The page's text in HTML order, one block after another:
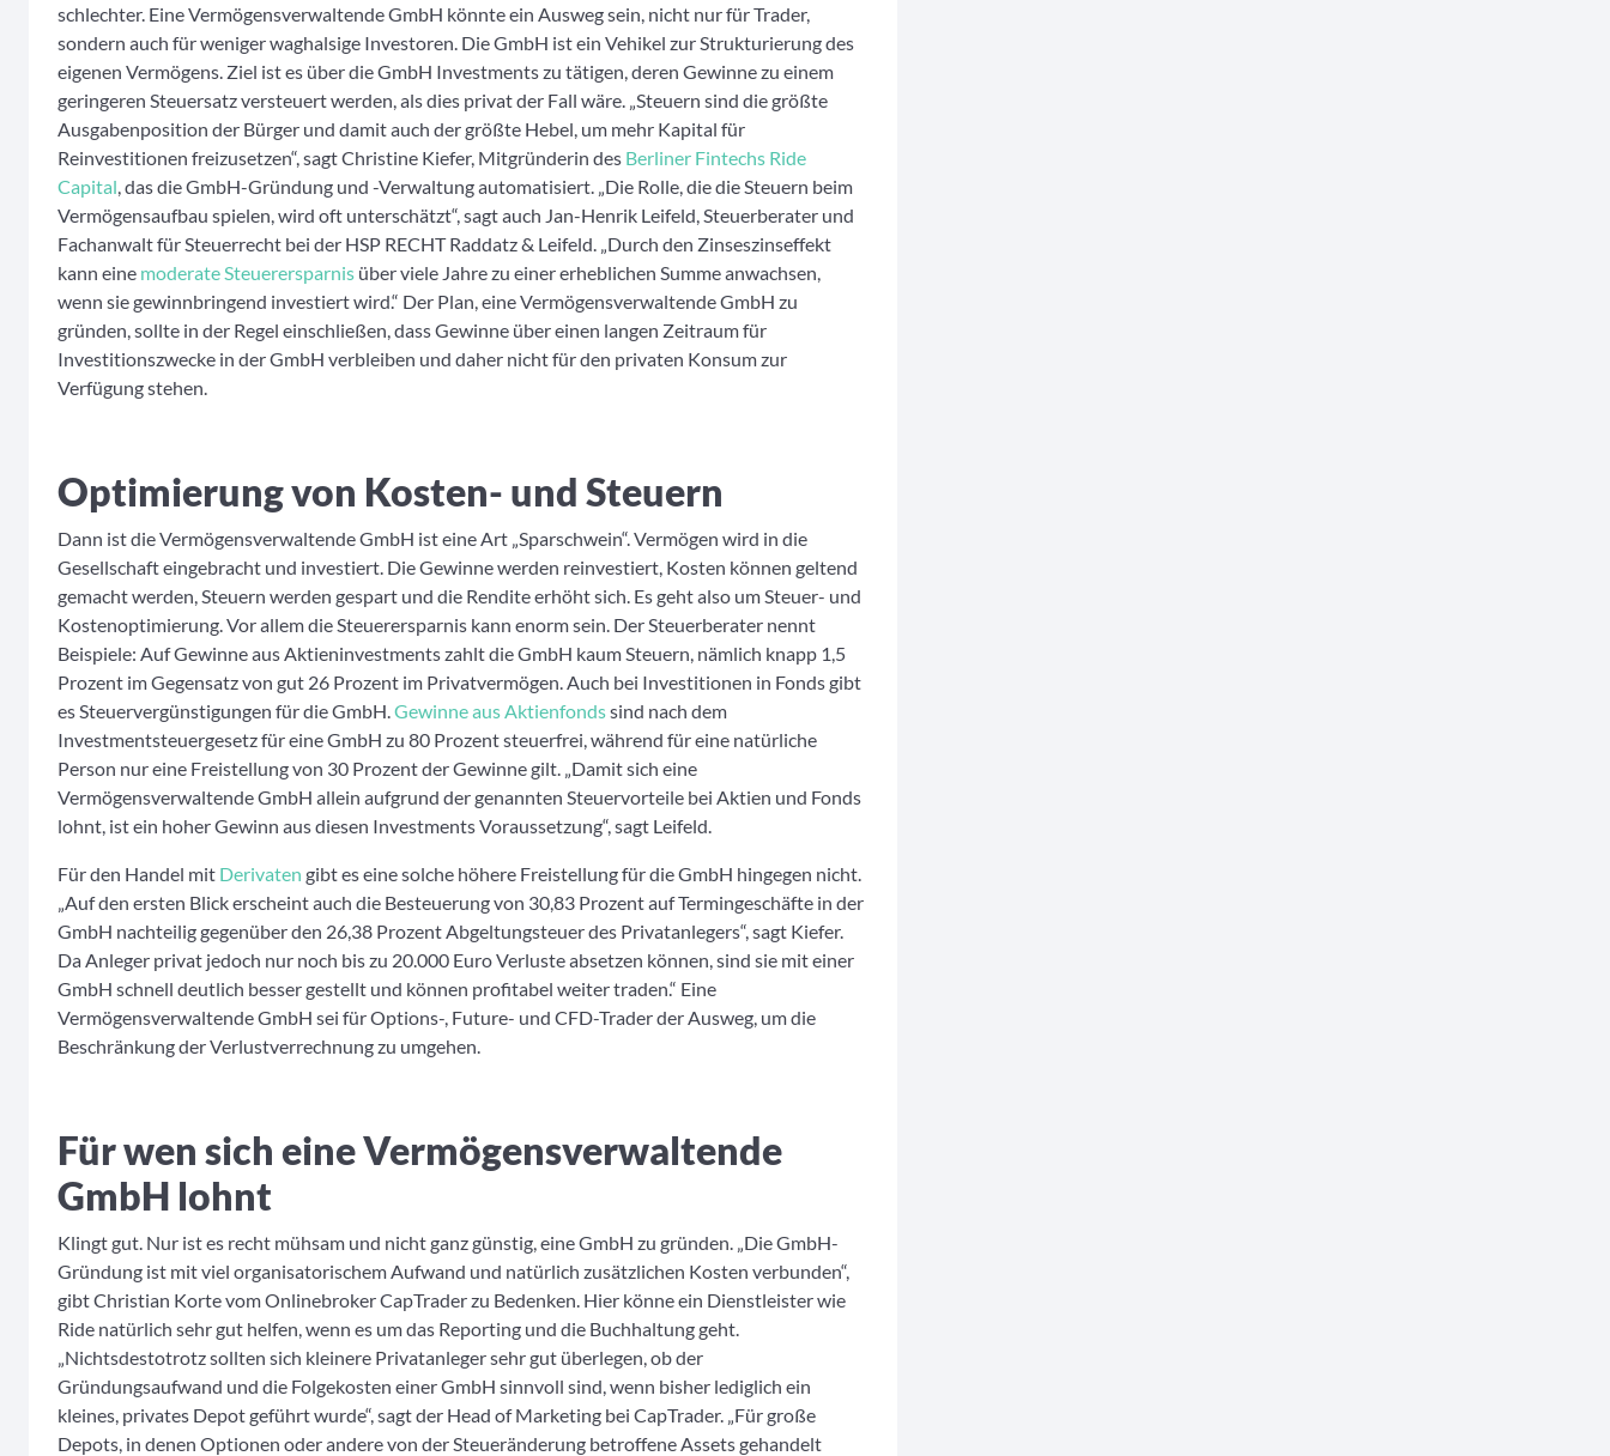
schlechter. Eine Vermögensverwaltende GmbH könnte ein Ausweg sein, nicht nur für Trader,
sondern auch für weniger waghalsige Investoren. Die GmbH ist ein Vehikel zur Strukturierung des
eigenen Vermögens. Ziel ist es über die GmbH Investments zu tätigen, deren Gewinne zu einem
geringeren Steuersatz versteuert werden, als dies privat der Fall wäre. „Steuern sind die größte
Ausgabenposition der Bürger und damit auch der größte Hebel, um mehr Kapital für
Reinvestitionen freizusetzen“, sagt Christine Kiefer, Mitgründerin des Berliner Fintechs Ride
Capital , das die GmbH-Gründung und -Verwaltung automatisiert. „Die Rolle, die die Steuern beim
Vermögensaufbau spielen, wird oft unterschätzt“, sagt auch Jan-Henrik Leifeld, Steuerberater und
Fachanwalt für Steuerrecht bei der HSP RECHT Raddatz & Leifeld. „Durch den Zinseszinseffekt
kann eine moderate Steuerersparnis über viele Jahre zu einer erheblichen Summe anwachsen,
wenn sie gewinnbringend investiert wird.“ Der Plan, eine Vermögensverwaltende GmbH zu
gründen, sollte in der Regel einschließen, dass Gewinne über einen langen Zeitraum für
Investitionszwecke in der GmbH verbleiben und daher nicht für den privaten Konsum zur
Verfügung stehen.
Optimierung von Kosten- und Steuern
Dann ist die Vermögensverwaltende GmbH ist eine Art „Sparschwein“. Vermögen wird in die
Gesellschaft eingebracht und investiert. Die Gewinne werden reinvestiert, Kosten können geltend
gemacht werden, Steuern werden gespart und die Rendite erhöht sich. Es geht also um Steuer- und
Kostenoptimierung. Vor allem die Steuerersparnis kann enorm sein. Der Steuerberater nennt
Beispiele: Auf Gewinne aus Aktieninvestments zahlt die GmbH kaum Steuern, nämlich knapp 1,5
Prozent im Gegensatz von gut 26 Prozent im Privatvermögen. Auch bei Investitionen in Fonds gibt
es Steuervergünstigungen für die GmbH. Gewinne aus Aktienfondssind nach dem
Investmentsteuergesetz für eine GmbH zu 80 Prozent steuerfrei, während für eine natürliche
Person nur eine Freistellung von 30 Prozent der Gewinne gilt. „Damit sich eine
Vermögensverwaltende GmbH allein aufgrund der genannten Steuervorteile bei Aktien und Fonds
lohnt, ist ein hoher Gewinn aus diesen Investments Voraussetzung“, sagt Leifeld.
Für den Handel mit Derivaten gibt es eine solche höhere Freistellung für die GmbH hingegen nicht.
„Auf den ersten Blick erscheint auch die Besteuerung von 30,83 Prozent auf Termingeschäfte in der
GmbH nachteilig gegenüber den 26,38 Prozent Abgeltungsteuer des Privatanlegers“, sagt Kiefer.
Da Anleger privat jedoch nur noch bis zu 20.000 Euro Verluste absetzen können, sind sie mit einer
GmbH schnell deutlich besser gestellt und können profitabel weiter traden.“ Eine
Vermögensverwaltende GmbH sei für Options-, Future- und CFD-Trader der Ausweg, um die
Beschränkung der Verlustverrechnung zu umgehen.
Für wen sich eine Vermögensverwaltende
GmbH lohnt
Klingt gut. Nur ist es recht mühsam und nicht ganz günstig, eine GmbH zu gründen. „Die GmbH-
Gründung ist mit viel organisatorischem Aufwand und natürlich zusätzlichen Kosten verbunden“,
gibt Christian Korte vom Onlinebroker CapTrader zu Bedenken. Hier könne ein Dienstleister wie
Ride natürlich sehr gut helfen, wenn es um das Reporting und die Buchhaltung geht.
„Nichtsdestotrotz sollten sich kleinere Privatanleger sehr gut überlegen, ob der
Gründungsaufwand und die Folgekosten einer GmbH sinnvoll sind, wenn bisher lediglich ein
kleines, privates Depot geführt wurde“, sagt der Head of Marketing bei CapTrader. „Für große
Depots, in denen Optionen oder andere von der Steueränderung betroffene Assets gehandelt